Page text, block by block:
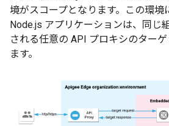
境がスコープとなります。この環境
Node.js アプリケーションは、同じ
される任意の API プロキシのター
ます。